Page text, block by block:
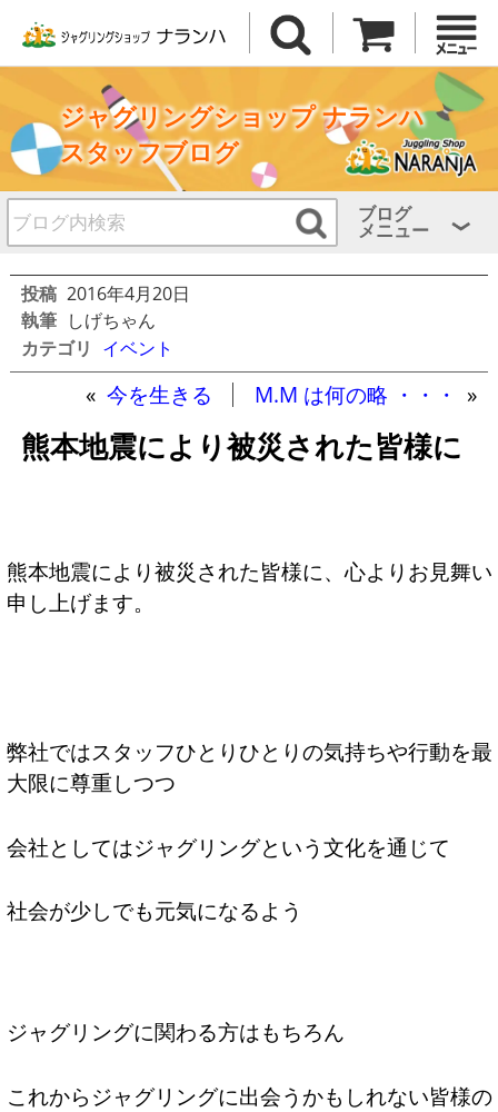
ジャグリングショップ ナランハ
スタッフブログ
ブログ
メニュー
投稿 2016年4月20日
執筆 しげちゃん
カテゴリ イベント
« 今を生きる M.M は何の略 ・・・ »
熊本地震により被災された皆様に
熊本地震により被災された皆様に、心よりお見舞い
申し上げます。
弊社ではスタッフひとりひとりの気持ちや行動を最
大限に尊重しつつ
会社としてはジャグリングという文化を通じて
社会が少しでも元気になるよう
ジャグリングに関わる方はもちろん
これからジャグリングに出会うかもしれない皆様の